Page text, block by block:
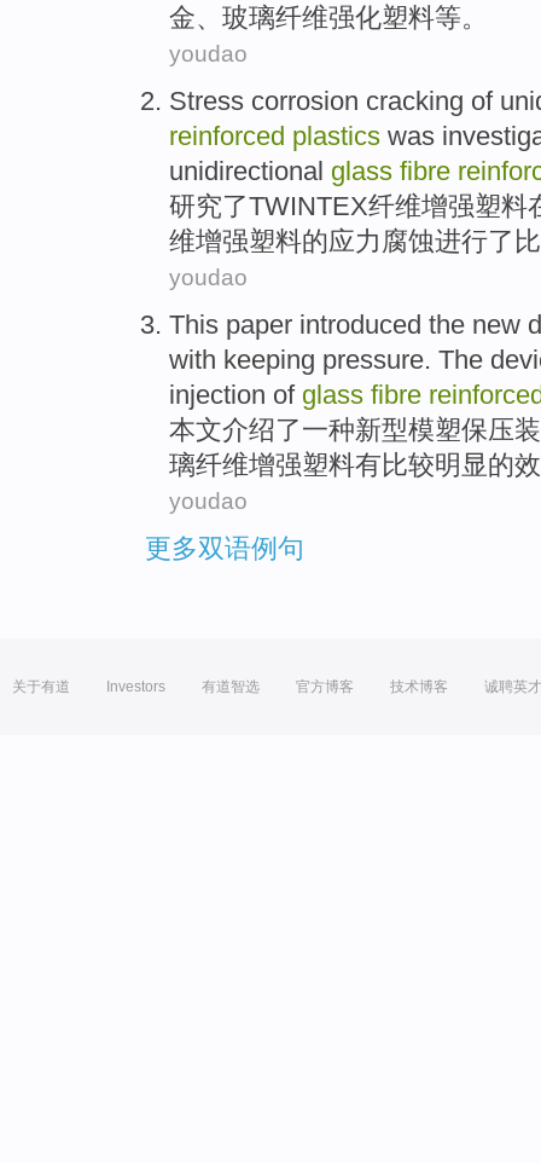
金、 玻璃纤维强化塑料等。
youdao
Stress corrosion cracking of
reinforced plastics was
unidirectional glass fibre
研究了TWINTEX纤维增强塑料
维增强塑料的应力腐蚀进行了
youdao
This paper introduced the new
with keeping pressure. The
injection of glass fibre
本文介绍了一种新型模塑保压
璃纤维增强塑料有比较明显的
youdao
更多双语例句
关于有道 Investors 有道智选 官方博客 技术博客 诚聘英才